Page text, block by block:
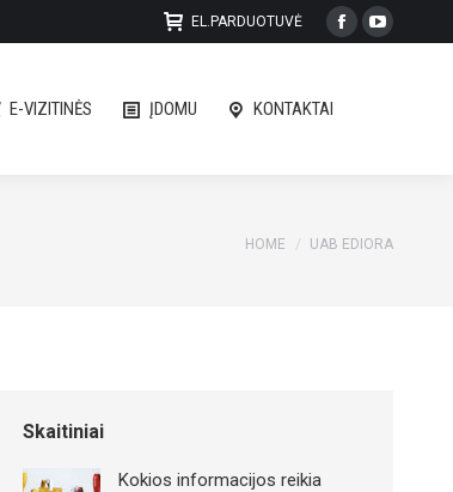
EL.PARDUOTUVĖ
Facebook
YouTube
E-VIZITINĖS ĮDOMU KONTAKTAI
You are here:
HOME UAB EDIORA
Skaitiniai
Kokios informacijos reikia
E-VIZITINĖS ĮDOMU KONTAKTAI